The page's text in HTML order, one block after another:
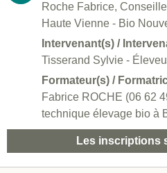
Roche Fabrice,
Haute Vienne - Bio
Intervenant(s) /
Tisserand Sylvie -
Formateur(s) /
Fabrice ROCHE (06 62
technique élevage bio à
Les inscriptions